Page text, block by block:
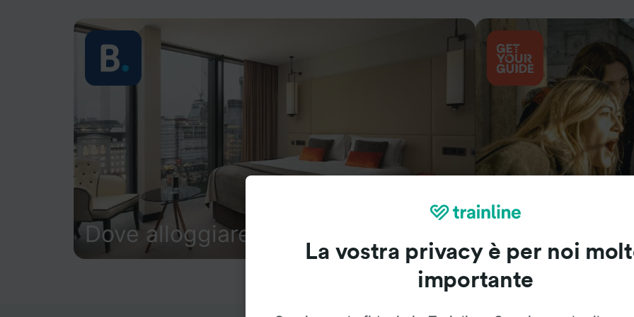
Dove alloggiare
La vostra privacy è per noi
importante